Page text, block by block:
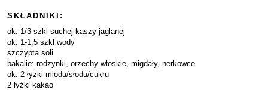
SKŁADNIKI:
ok. 1/3 szkl suchej kaszy jaglanej
ok. 1-1,5 szkl wody
szczypta soli
bakalie: rodzynki, orzechy włoskie, migdały, nerkowce
ok. 2 łyżki miodu/słodu/cukru
2 łyżki kakao